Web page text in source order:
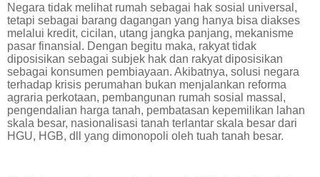
Negara tidak melihat rumah sebagai hak sosial universal,
tetapi sebagai barang dagangan yang hanya bisa diakses
melalui kredit, cicilan, utang jangka panjang, mekanisme
pasar finansial. Dengan begitu maka, rakyat tidak
diposisikan sebagai subjek hak dan rakyat diposisikan
sebagai konsumen pembiayaan. Akibatnya, solusi negara
terhadap krisis perumahan bukan menjalankan reforma
agraria perkotaan, pembangunan rumah sosial massal,
pengendalian harga tanah, pembatasan kepemilikan lahan
skala besar, nasionalisasi tanah terlantar skala besar dari
HGU, HGB, dll yang dimonopoli oleh tuah tanah besar.